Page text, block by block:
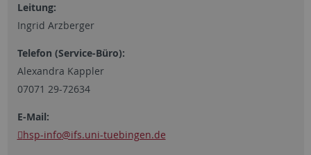
Leitung:
Ingrid Arzberger
Telefon (Service-Büro):
Alexandra Kappler
07071 29-72634
E-Mail:
hsp-info@ifs.uni-tuebingen.de